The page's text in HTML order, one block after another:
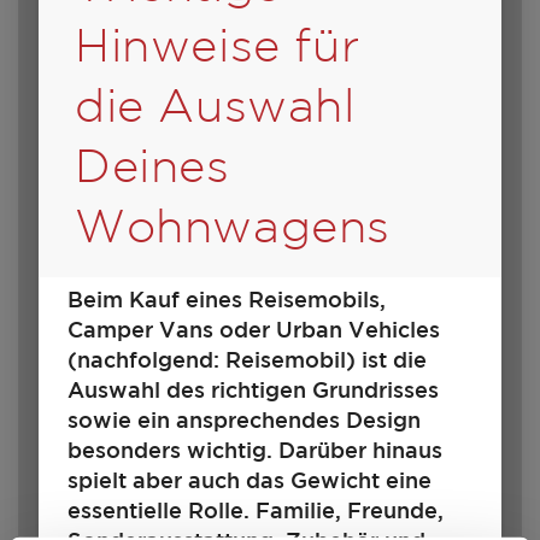
13.600,– €
Preis ab Schlafplätze
4,79 m
Länge
1100 kg
Zulässig. Gesamtgewicht
Hinweise für
die Auswahl
Deines
Wohnwagens
Beim Kauf eines Reisemobils,
Camper Vans oder Urban Vehicles
(nachfolgend: Reisemobil) ist die
Auswahl des richtigen Grundrisses
sowie ein ansprechendes Design
besonders wichtig. Darüber hinaus
spielt aber auch das Gewicht eine
essentielle Rolle. Familie, Freunde,